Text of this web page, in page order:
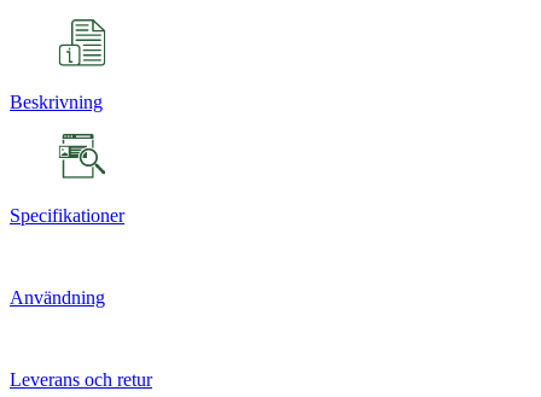
Beskrivning
Specifikationer
Användning
Leverans och retur